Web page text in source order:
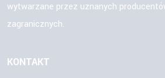
wytwarzane przez uznanych
zagranicznych.
KONTAKT